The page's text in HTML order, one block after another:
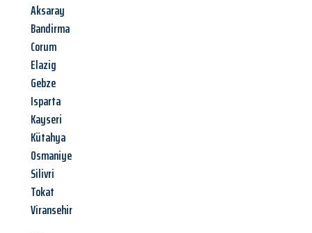
Aksaray
Bandirma
Corum
Elazig
Gebze
Isparta
Kayseri
Kütahya
Osmaniye
Silivri
Tokat
Viransehir